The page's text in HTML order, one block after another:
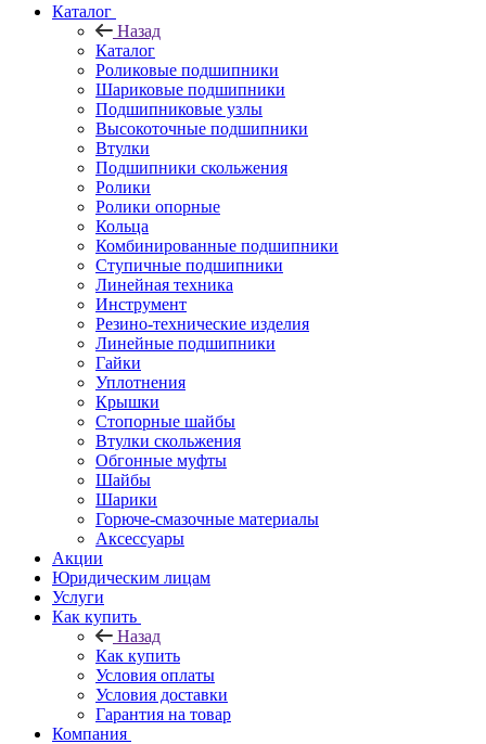
Каталог
Назад
Каталог
Роликовые подшипники
Шариковые подшипники
Подшипниковые узлы
Высокоточные подшипники
Втулки
Подшипники скольжения
Ролики
Ролики опорные
Кольца
Комбинированные подшипники
Ступичные подшипники
Линейная техника
Инструмент
Резино-технические изделия
Линейные подшипники
Гайки
Уплотнения
Крышки
Стопорные шайбы
Втулки скольжения
Обгонные муфты
Шайбы
Шарики
Горюче-смазочные материалы
Аксессуары
Акции
Юридическим лицам
Услуги
Как купить
Назад
Как купить
Условия оплаты
Условия доставки
Гарантия на товар
Компания